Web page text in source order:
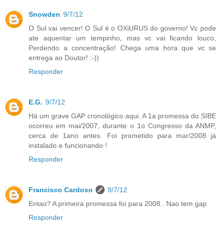
Snowden 9/7/12
O Sul vai vencer! O Sul é o OXiURUS do governo! Vc pode
ate aquentar um tempinho, mas vc vai ficando louco,
Perdendo a concentração! Chega uma hora que vc se
entrega ao Doutor! :-))
Responder
E.G. 9/7/12
Há um grave GAP cronológico aqui. A 1a promessa do SIBE
ocorreu em mai/2007, durante o 1o Congresso da ANMP,
cerca de 1ano antes. Foi prometido para mar/2008 já
instalado e funcionando !
Responder
Francisco Cardoso
9/7/12
Entao? A primeira promessa foi para 2008.. Nao tem gap
Responder